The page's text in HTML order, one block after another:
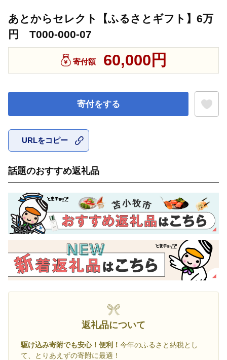
あとからセレクト【ふるさとギフト】6万
円 T000-000-07
寄付額 60,000円
寄付をする
URLをコピー
話題のおすすめ返礼品
返礼品について
駆け込み寄附でも安心！便利！ 今年のふるさと納税とし
て、とりあえずの寄附に最適！